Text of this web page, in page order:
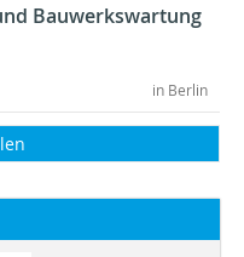
Bauwerkswartung
in Berlin